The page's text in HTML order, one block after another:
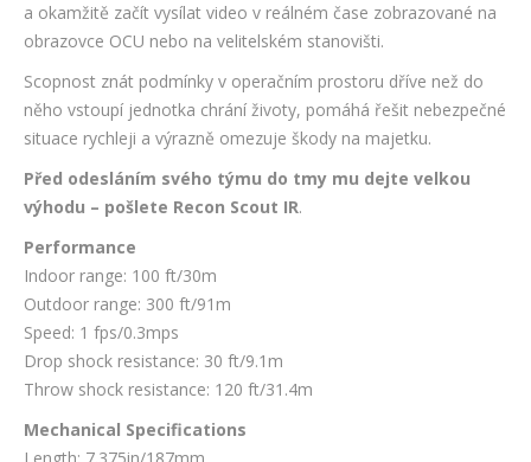
a okamžitě začít vysílat video v reálném čase zobrazované na
obrazovce OCU nebo na velitelském stanovišti.
Scopnost znát podmínky v operačním prostoru dříve než do
něho vstoupí jednotka chrání životy, pomáhá řešit nebezpečné
situace rychleji a výrazně omezuje škody na majetku.
Před odesláním svého týmu do tmy mu dejte velkou
výhodu – pošlete Recon Scout IR.
Performance
Indoor range: 100 ft/30m
Outdoor range: 300 ft/91m
Speed: 1 fps/0.3mps
Drop shock resistance: 30 ft/9.1m
Throw shock resistance: 120 ft/31.4m
Mechanical Specifications